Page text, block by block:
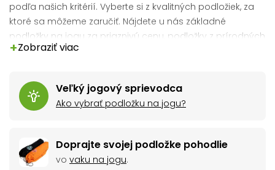
podľa našich kritérií. Vyberte si z kvalitných podložiek, za
ktoré sa môžeme zaručiť. Nájdete u nás základné
podložky na jogu za priaznivú cenu, podložky z prírodných
materiálov, i krásné dizajnové podložky.
+Zobraziť viac
Veľký jogový sprievodca
Ako vybrať podložku na jogu?
Doprajte svojej podložke pohodlie
vo vaku na jogu.